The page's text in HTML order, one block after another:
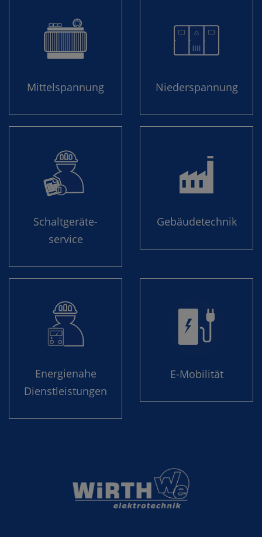
Mittel­spannung Nieder­spannung

Schaltgeräte­
service
Gebäude­technik
Energie­nahe
Dienst­leistungen
E-Mobilität